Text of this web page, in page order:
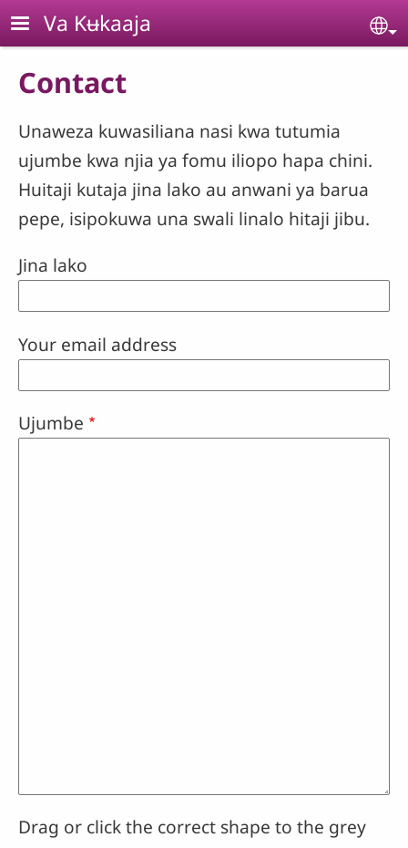
Skip to main content
Va Kʉkaaja
Contact
Unaweza kuwasiliana nasi kwa tutumia
ujumbe kwa njia ya fomu iliopo hapa chini.
Huitaji kutaja jina lako au anwani ya barua
pepe, isipokuwa una swali linalo hitaji jibu.
Jina lako
Your email address
Ujumbe
Drag or click the correct shape to the grey